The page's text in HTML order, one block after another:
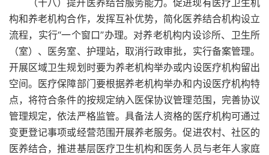
构和养老机构合作，发挥互补优势，简化医养结合机构设立
流程，实行“一个窗口”办理。对养老机构内设诊所、卫生所
（室）、医务室、护理站，取消行政审批，实行备案管理。
开展区域卫生规划时要为养老机构举办或内设医疗机构留出
空间。医疗保障部门要根据养老机构举办和内设医疗机构特
点，将符合条件的按规定纳入医保协议管理范围，完善协议
管理规定，依法严格监管。具备法人资格的医疗机构可通过
变更登记事项或经营范围开展养老服务。促进农村、社区的
医养结合，推进基层医疗卫生机构和医务人员与老年人家庭